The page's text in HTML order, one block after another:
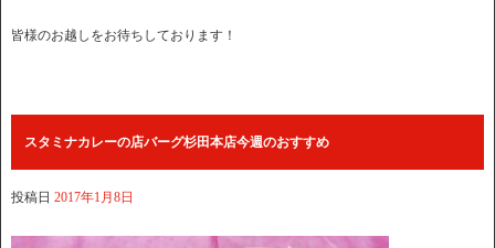
皆様のお越しをお待ちしております！
スタミナカレーの店バーグ杉田本店今週のおすすめ
投稿日 2017年1月8日